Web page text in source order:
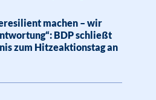
machen – wir
BDP schließt
zum Hitzeaktionstag an